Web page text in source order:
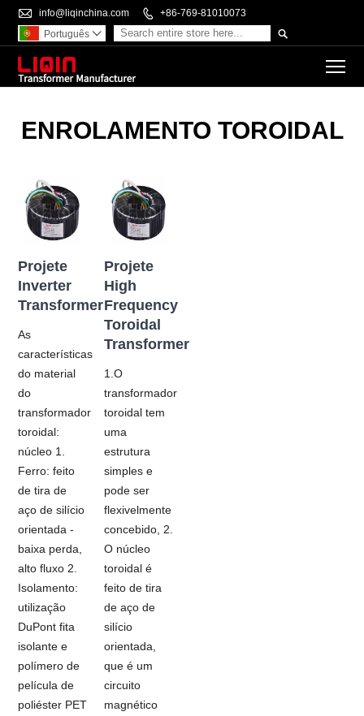
 info@liqinchina.com  +86-769-81010073

Português 
ENROLAMENTO TOROIDAL
Projete
Inverter
Transformer
As
características
do material
do
transformador
toroidal:
núcleo 1.
Ferro: feito
de tira de
aço de silício
orientada -
baixa perda,
alto fluxo 2.
Isolamento:
utilização
DuPont fita
isolante e
polímero de
película de
poliéster PET
Projete
High
Frequency
Toroidal
Transformer
1.O
transformador
toroidal tem
uma
estrutura
simples e
pode ser
flexivelmente
concebido, 2.
O núcleo
toroidal é
feito de tira
de aço de
silício
orientada,
que é um
circuito
magnético